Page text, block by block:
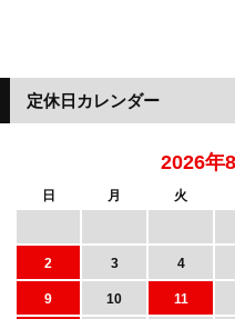
定休日カレンダー
2026年
日 月 火
2
3 4
9
10 11